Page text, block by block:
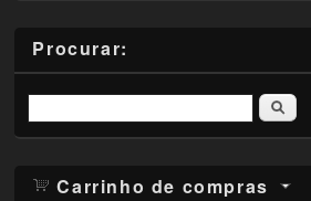
Procurar:
Carrinho de compras